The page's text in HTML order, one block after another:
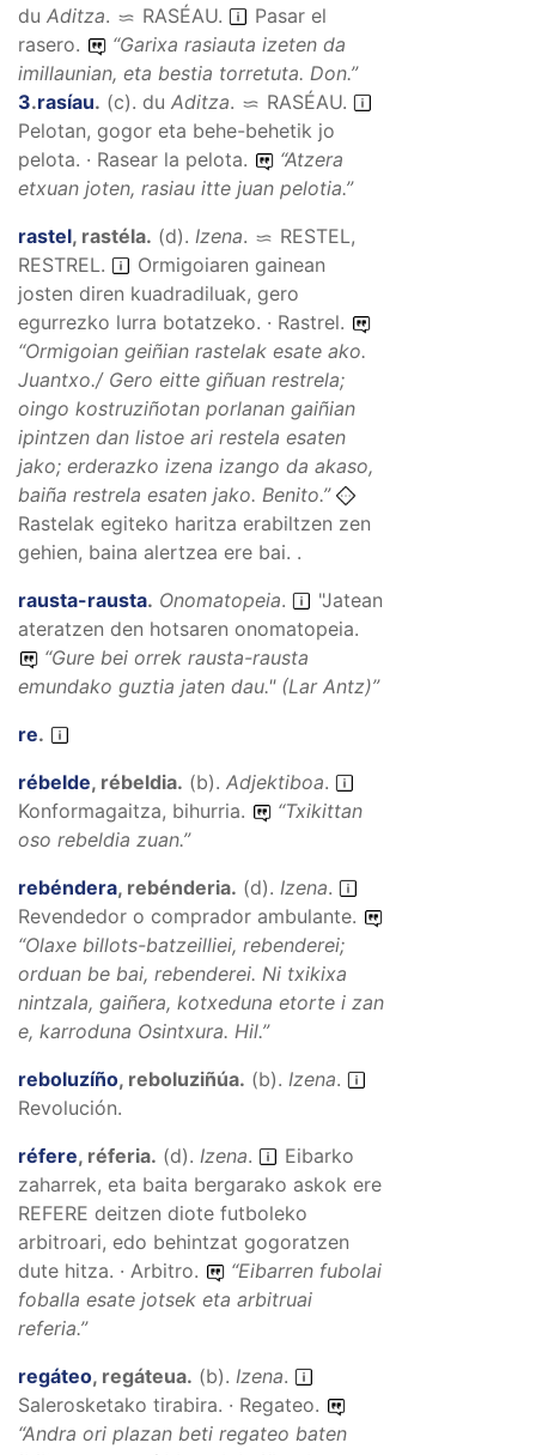
du Aditza. RASÉAU.
Pasar el
rasero.
“Garixa rasiauta izeten da
imillaunian, eta bestia torretuta. Don.”
3.rasíau. (c). du Aditza. RASÉAU.
Pelotan, gogor eta behe-behetik jo
pelota. · Rasear la pelota.
“Atzera
etxuan joten, rasiau itte juan pelotia.”
rastel, rastéla. (d). Izena.
RESTEL,
RESTREL.
Ormigoiaren gainean
josten diren kuadradiluak, gero
egurrezko lurra botatzeko. · Rastrel.
“Ormigoian geiñian rastelak esate ako.
Juantxo./ Gero eitte giñuan restrela;
oingo kostruziñotan porlanan gaiñian
ipintzen dan listoe ari restela esaten
jako; erderazko izena izango da akaso,
baiña restrela esaten jako. Benito.”
Rastelak egiteko haritza erabiltzen zen
gehien, baina alertzea ere bai. .
rausta-rausta. Onomatopeia.
"Jatean
ateratzen den hotsaren onomatopeia.
“Gure bei orrek rausta-rausta
emundako guztia jaten dau." (Lar Antz)”
re.
rébelde, rébeldia. (b). Adjektiboa.
Konformagaitza, bihurria.
“Txikittan
oso rebeldia zuan.”
rebéndera, rebénderia. (d). Izena.
Revendedor o comprador ambulante.
“Olaxe billots-batzeilliei, rebenderei;
orduan be bai, rebenderei. Ni txikixa
nintzala, gaiñera, kotxeduna etorte i zan
e, karroduna Osintxura. Hil.”
reboluzíño, reboluziñúa. (b). Izena.
Revolución.
réfere, réferia. (d). Izena.
Eibarko
zaharrek, eta baita bergarako askok ere
REFERE deitzen diote futboleko
arbitroari, edo behintzat gogoratzen
dute hitza. · Arbitro.
“Eibarren fubolai
foballa esate jotsek eta arbitruai
referia.”
regáteo, regáteua. (b). Izena.
Salerosketako tirabira. · Regateo.
“Andra ori plazan beti regateo baten